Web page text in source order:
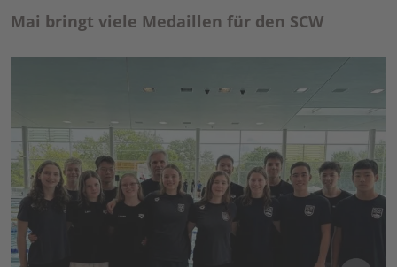
Mai bringt viele Medaillen für den SCW
N Z
R
N
K
TI
O
N
E